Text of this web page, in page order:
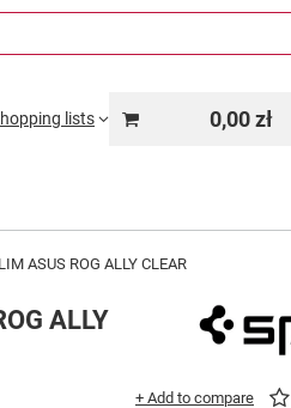
lists 0,00 zł
ASUS ROG ALLY CLEAR
ALLY
+ Add to compare